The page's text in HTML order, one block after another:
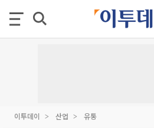
이투데이 산업 유통